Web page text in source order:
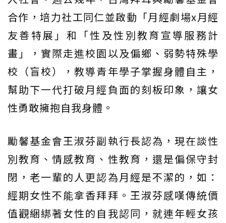
合作，培力社工同仁並啟動「月經劇場x月經
友善特展」和「性及性別教育宣導服務計
畫」，實際走進校園以及偏鄉、弱勢特殊學
校（盲校），教導青年學子掌握身體自主，
幫助下一代打破月經負面的刻板印象，讓女
性勇敢擁抱自我身體。
勵馨基金會王淑芬副執行長認為，現在談性
別教育、情感教育、性教育，還是偏保守封
閉，老一輩的人更認為月經是不潔的，如：
經期女性不能拿香拜拜。王淑芬感嘆傳統價
值觀綑綁著女性的自我認同，就連年輕女孩